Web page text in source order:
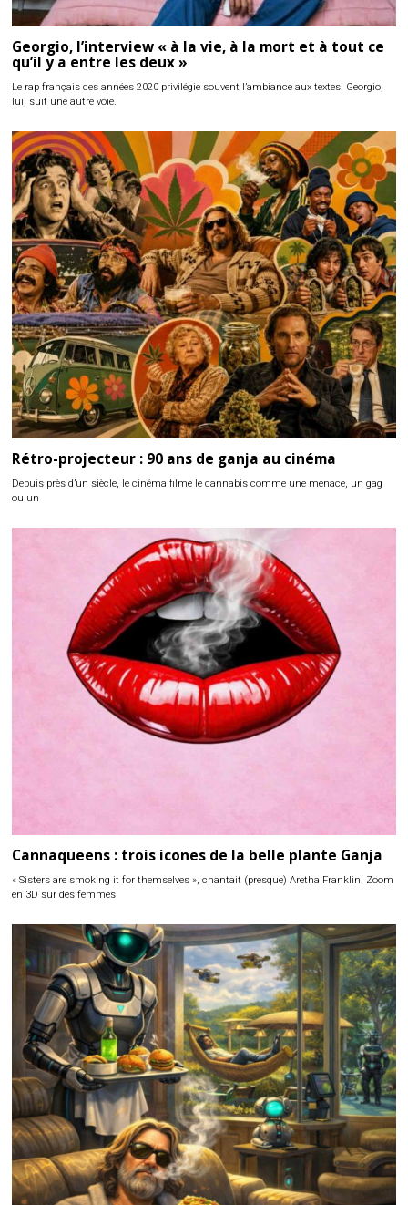
Georgio, l’interview « à la vie, à la mort et à tout ce
qu’il y a entre les deux »
Le rap français des années 2020 privilégie souvent l’ambiance aux textes. Georgio,
lui, suit une autre voie.
Rétro-projecteur : 90 ans de ganja au cinéma
Depuis près d’un siècle, le cinéma filme le cannabis comme une menace, un gag
ou un
Cannaqueens : trois icones de la belle plante Ganja
« Sisters are smoking it for themselves », chantait (presque) Aretha Franklin. Zoom
en 3D sur des femmes